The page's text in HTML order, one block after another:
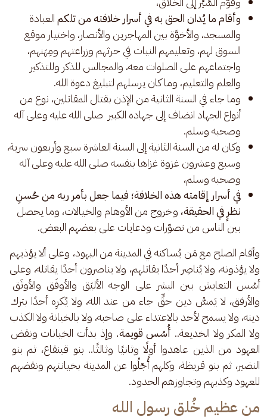
وأقام ما يُدان الحق به في أسرار خلافته من تلكمالعبادة
والمسجد، والأخوَّة بين المهاجرين والأنصار، واختيار موقع
السوق لهم، وتعليمهم النيات في حرثهم وزراعتهم ومِهَنهم،
واجتماعهم على الصلوات معه، والمجالس للذكر وللتذكير
والعلم والتعليم، وما كان يرسلهم لتبليغ دعوة الله.
وما جاء في السنة الثانية من الإذن بقتال المقاتلين، نوع من
أنواع الجهاد انضاف إلى جهاده الكبير صلى الله عليه وعلى آله
وصحبه وسلم.
وكان له من السنة الثانية إلى السنة العاشرة سبع وأربعون سرية،
وسبع وعشرون غزوة غزاها بنفسه صلى الله عليه وعلى آله
وصحبه وسلم،
في أسرار إقامته هذه الخلافة؛ فيما جعل بأمر ربه من حُسنِ
نظرٍ في الحقيقة، وخروج من الأوهام والخيالات، وما يحصل
بين الناس من تصوّرات ودعايات على بعضهم البعض.
وأقام الصلح مع مَن يُساكنه في المدينة من اليهود، وعلى ألا يؤذيهم
ولا يؤذونه، ولا يُناصِر أحدًا يقاتلهم، ولا يناصرون أحدًا يقاتله، وعلى
أسُس التعايش بين البشر على الوجه الأليَق والأوفَق والأوثَق
والأرفق، لا يَمسُّ دين حقٍّ جاء من عند الله، ولا يُكرِه أحدًا بترك
دينه، ولا يسمح لأحد بالاعتداء على صاحبه، ولا بالخيانة ولا الكذب
ولا المكر ولا الخديعة.. أُسُس قويمة. وإذ بدأت الخيانات ونقض
العهود من الذين عاهدوا أولًا وثانيًا وثالثًا.. بنو قينقاع، ثم بنو
النضير، ثم بنو قريظة، وكلهم أُجْلُوا عن المدينة بخيانتهم ونقضهم
للعهود وكذبهم وتجاوزهم الحدود.
من عظيم خُلق رسول الله